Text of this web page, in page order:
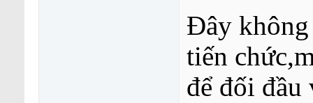
Đây không
tiến
để đối